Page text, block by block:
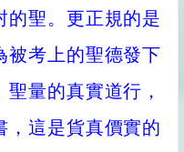
的聖。更正規的是
被考上的聖德發下
量的真實道行，
，這是貨真價實的